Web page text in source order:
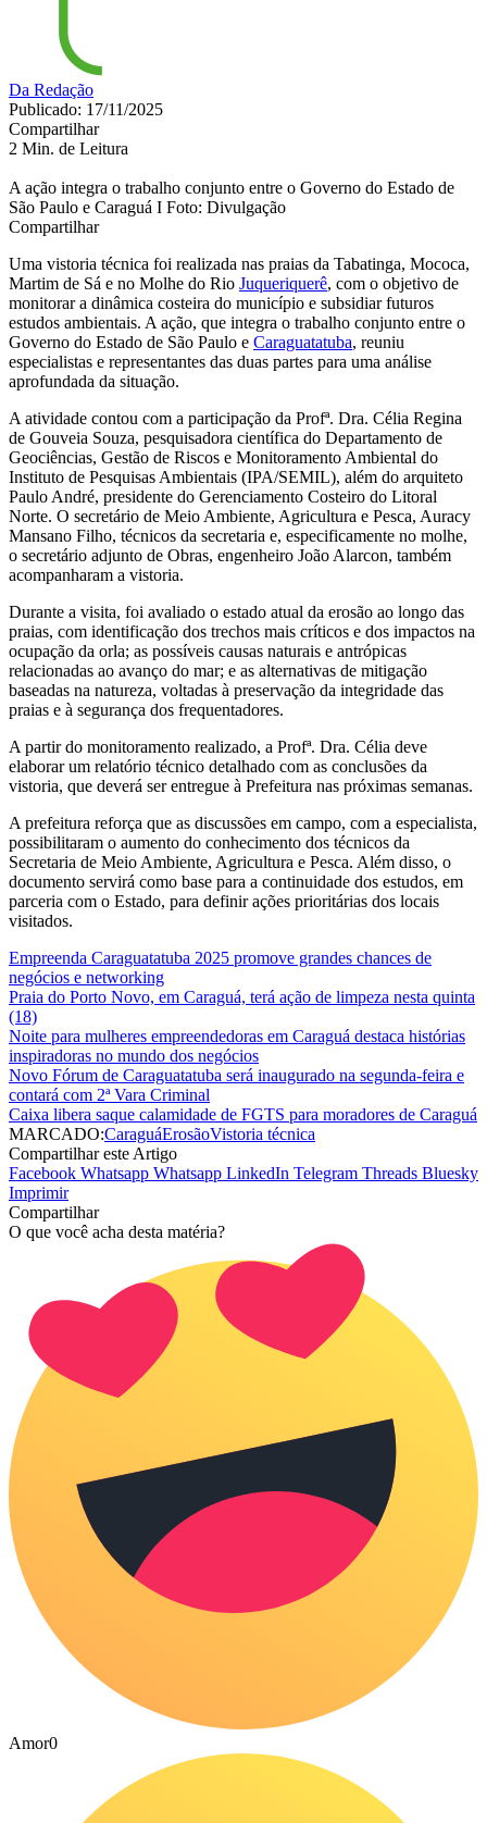
Da Redação
Publicado: 17/11/2025
Compartilhar
2 Min. de Leitura
A ação integra o trabalho conjunto entre o Governo do Estado de
São Paulo e Caraguá I Foto: Divulgação
Compartilhar
Uma vistoria técnica foi realizada nas praias da Tabatinga, Mococa,
Martim de Sá e no Molhe do Rio Juqueriquerê, com o objetivo de
monitorar a dinâmica costeira do município e subsidiar futuros
estudos ambientais. A ação, que integra o trabalho conjunto entre o
Governo do Estado de São Paulo e Caraguatatuba, reuniu
especialistas e representantes das duas partes para uma análise
aprofundada da situação.
A atividade contou com a participação da Profª. Dra. Célia Regina
de Gouveia Souza, pesquisadora científica do Departamento de
Geociências, Gestão de Riscos e Monitoramento Ambiental do
Instituto de Pesquisas Ambientais (IPA/SEMIL), além do arquiteto
Paulo André, presidente do Gerenciamento Costeiro do Litoral
Norte. O secretário de Meio Ambiente, Agricultura e Pesca, Auracy
Mansano Filho, técnicos da secretaria e, especificamente no molhe,
o secretário adjunto de Obras, engenheiro João Alarcon, também
acompanharam a vistoria.
Durante a visita, foi avaliado o estado atual da erosão ao longo das
praias, com identificação dos trechos mais críticos e dos impactos na
ocupação da orla; as possíveis causas naturais e antrópicas
relacionadas ao avanço do mar; e as alternativas de mitigação
baseadas na natureza, voltadas à preservação da integridade das
praias e à segurança dos frequentadores.
A partir do monitoramento realizado, a Profª. Dra. Célia deve
elaborar um relatório técnico detalhado com as conclusões da
vistoria, que deverá ser entregue à Prefeitura nas próximas semanas.
A prefeitura reforça que as discussões em campo, com a especialista,
possibilitaram o aumento do conhecimento dos técnicos da
Secretaria de Meio Ambiente, Agricultura e Pesca. Além disso, o
documento servirá como base para a continuidade dos estudos, em
parceria com o Estado, para definir ações prioritárias dos locais
visitados.
Empreenda Caraguatatuba 2025 promove grandes chances de
negócios e networking
Praia do Porto Novo, em Caraguá, terá ação de limpeza nesta quinta
(18)
Noite para mulheres empreendedoras em Caraguá destaca histórias
inspiradoras no mundo dos negócios
Novo Fórum de Caraguatatuba será inaugurado na segunda-feira e
contará com 2ª Vara Criminal
Caixa libera saque calamidade de FGTS para moradores de Caraguá
MARCADO:CaraguáErosãoVistoria técnica
Compartilhar este Artigo
Facebook Whatsapp Whatsapp LinkedIn Telegram Threads Bluesky
Imprimir
Compartilhar
O que você acha desta matéria?
Amor0